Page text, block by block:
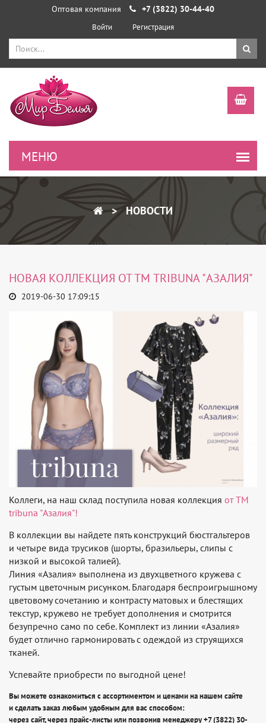
Оптовая компания +7 (3822) 30-44-40
Войти Регистрация
НОВОСТИ
НОВАЯ КОЛЛЕКЦИЯ ОТ ТМ TRIBUNA "АЗАЛИЯ"
2019-06-30 17:09:15
Коллеги, на наш склад поступила новая коллекция от ТМ
tribuna "Азалия"!
В коллекции вы найдете пять конструкций бюстгальтеров
и четыре вида трусиков (шорты, бразильеры, слипы с
низкой и высокой талией).
Линия «Азалия» выполнена из двухцветного кружева с
густым цветочным рисунком. Благодаря беспроигрышному
цветовому сочетанию и контрасту матовых и блестящих
текстур, кружево не требует дополнения и смотрится
безупречно само по себе. Комплект из линии «Азалия»
будет отлично гармонировать с одеждой из струящихся
тканей.
Успевайте приобрести по выгодной цене!
Вы можете ознакомиться с ассортиментом и ценами на нашем сайте
и сделать заказ любым удобным для вас способом:
через сайт, через прайс-листы или позвонив менеджеру +7 (3822) 30-